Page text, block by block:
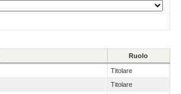
Ruolo
Titolare
Titolare